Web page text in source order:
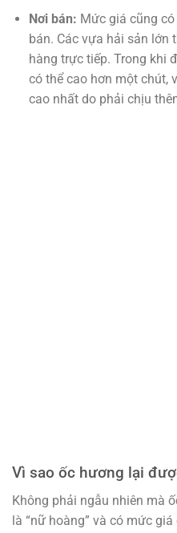
Nơi bán: Mức giá cũng
bán. Các vựa hải sản lớn
hàng trực tiếp. Trong khi
có thể cao hơn một chút,
cao nhất do phải chịu
Vì sao ốc hương lại
Không phải ngẫu nhiên mà
là “nữ hoàng” và có mức